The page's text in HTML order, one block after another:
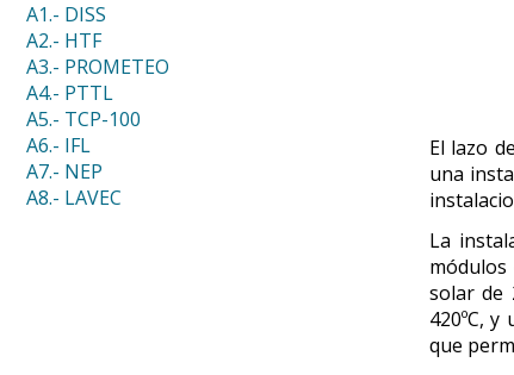
El lazo
una
La
solar de
420ºC,
que
A1.- DISS
A2.- HTF
A3.- PROMETEO
A4.- PTTL
A5.- TCP-100
A6.- IFL
A7.- NEP
A8.- LAVEC